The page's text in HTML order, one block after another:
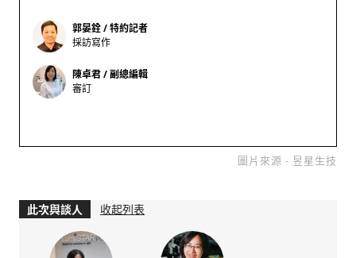
郭晏銓 / 特約記者
採訪寫作
陳卓君 / 副總編輯
審訂
圖片來源 - 昱星生技
此次與談人 收起列表